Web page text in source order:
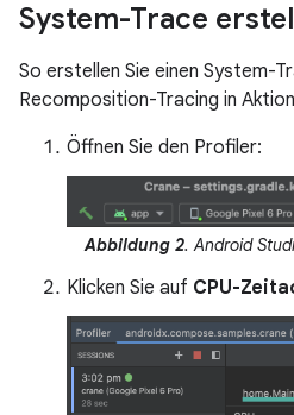
System-Trace
So erstellen Sie einen System-
Recomposition-Tracing in
Öffnen Sie den Profiler:
Abbildung 2. Android
Klicken Sie auf CPU-